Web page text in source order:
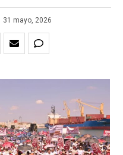
31 mayo, 2026